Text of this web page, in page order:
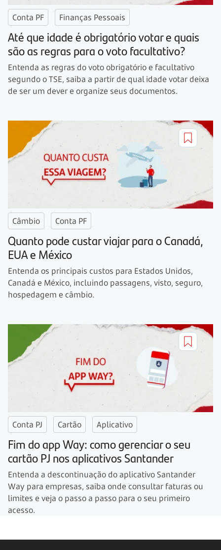
Conta PF Finanças Pessoais
Até que idade é obrigatório votar e quais
são as regras para o voto facultativo?
Entenda as regras do voto obrigatório e facultativo
segundo o TSE, saiba a partir de qual idade votar deixa
de ser um dever e organize seus documentos.
Câmbio Conta PF
Quanto pode custar viajar para o Canadá,
EUA e México
Entenda os principais custos para Estados Unidos,
Canadá e México, incluindo passagens, visto, seguro,
hospedagem e câmbio.
Conta PJ Cartão Aplicativo
Fim do app Way: como gerenciar o seu
cartão PJ nos aplicativos Santander
Entenda a descontinuação do aplicativo Santander
Way para empresas, saiba onde consultar faturas ou
limites e veja o passo a passo para o seu primeiro
acesso.